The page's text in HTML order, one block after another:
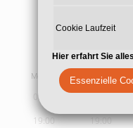
Cookie Laufzeit
Hier erfahrt Sie
Essenzielle
Sprech- und
Montag
09:00
19:00
Dienstag
09:00
19:00